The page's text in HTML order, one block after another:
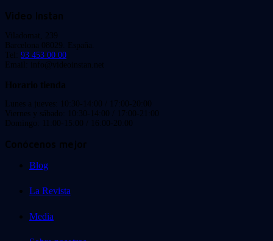
Video Instan
Viladomat, 239
Barcelona 08029. España.
Tel: 93 453 00 00
Email: info@videoinstan.net
Horario tienda
Lunes a jueves: 10:30-14:00 / 17:00-20:00
Viernes y sábado: 10:30-14:00 / 17:00-21:00
Domingo: 11:00-15:00 / 16:00-20:00
Conócenos mejor
Blog
La Revista
Media